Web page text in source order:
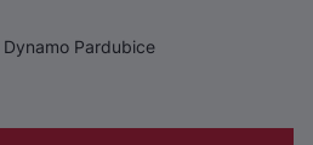
Pardubice